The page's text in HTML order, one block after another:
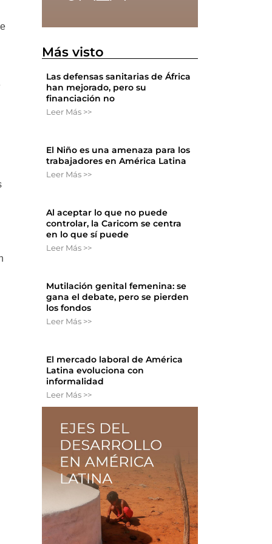
Más visto
Las defensas sanitarias de África
han mejorado, pero su
financiación no
Leer Más >>
El Niño es una amenaza para los
trabajadores en América Latina
Leer Más >>
Al aceptar lo que no puede
controlar, la Caricom se centra
en lo que sí puede
Leer Más >>
Mutilación genital femenina: se
gana el debate, pero se pierden
los fondos
Leer Más >>
El mercado laboral de América
Latina evoluciona con
informalidad
Leer Más >>